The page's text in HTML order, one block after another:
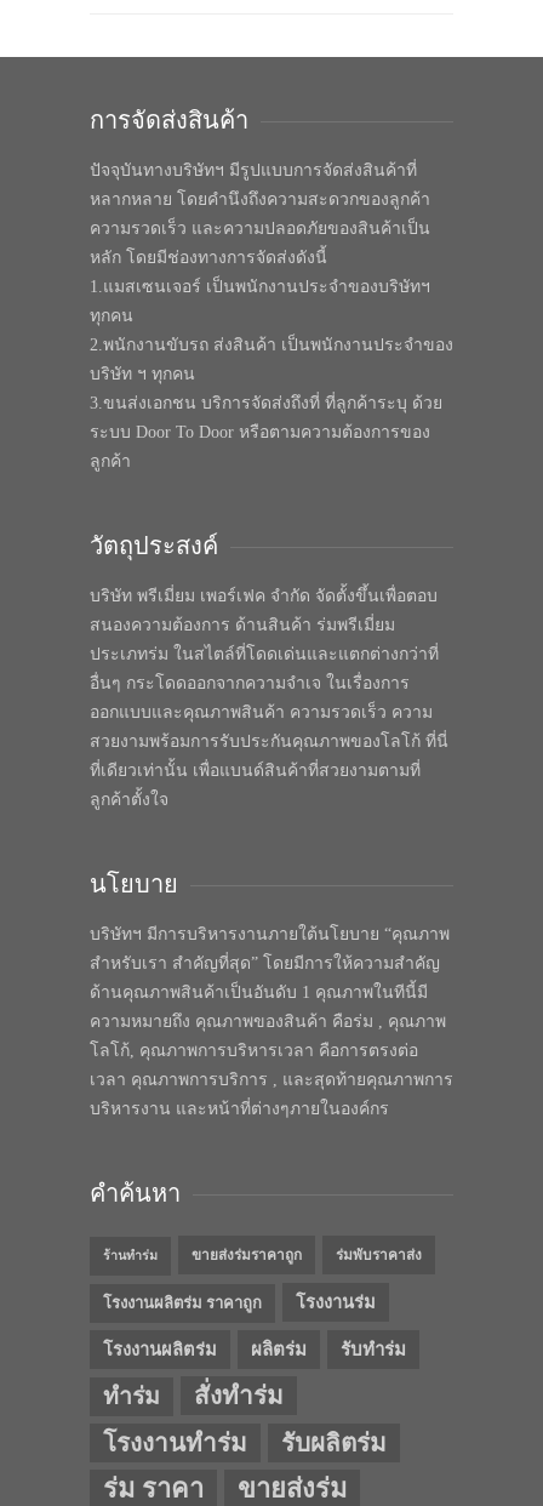
การจัดส่งสินค้า
ปัจจุบันทางบริษัทฯ มีรูปแบบการจัดส่งสินค้าที่
หลากหลาย โดยคำนึงถึงความสะดวกของลูกค้า
ความรวดเร็ว และความปลอดภัยของสินค้าเป็น
หลัก โดยมีช่องทางการจัดส่งดังนี้
1.แมสเซนเจอร์ เป็นพนักงานประจำของบริษัทฯ
ทุกคน
2.พนักงานขับรถ ส่งสินค้า เป็นพนักงานประจำของ
บริษัท ฯ ทุกคน
3.ขนส่งเอกชน บริการจัดส่งถึงที่ ที่ลูกค้าระบุ ด้วย
ระบบ Door To Door หรือตามความต้องการของ
ลูกค้า
วัตถุประสงค์
บริษัท พรีเมี่ยม เพอร์เฟค จำกัด จัดตั้งขึ้นเพื่อตอบ
สนองความต้องการ ด้านสินค้า ร่มพรีเมี่ยม
ประเภทร่ม ในสไตล์ที่โดดเด่นและแตกต่างกว่าที่
อื่นๆ กระโดดออกจากความจำเจ ในเรื่องการ
ออกแบบและคุณภาพสินค้า ความรวดเร็ว ความ
สวยงามพร้อมการรับประกันคุณภาพของโลโก้ ที่นี่
ที่เดียวเท่านั้น เพื่อแบนด์สินค้าที่สวยงามตามที่
ลูกค้าตั้งใจ
นโยบาย
บริษัทฯ มีการบริหารงานภายใต้นโยบาย “คุณภาพ
สำหรับเรา สำคัญที่สุด” โดยมีการให้ความสำคัญ
ด้านคุณภาพสินค้าเป็นอันดับ 1 คุณภาพในทีนี้มี
ความหมายถึง คุณภาพของสินค้า คือร่ม , คุณภาพ
โลโก้, คุณภาพการบริหารเวลา คือการตรงต่อ
เวลา คุณภาพการบริการ , และสุดท้ายคุณภาพการ
บริหารงาน และหน้าที่ต่างๆภายในองค์กร
คำค้นหา
ร้านทำร่ม ขายส่งร่มราคาถูก ร่มพับราคาส่ง
โรงงานผลิตร่ม ราคาถูก โรงงานร่ม
โรงงานผลิตร่ม ผลิตร่ม รับทำร่ม
ทำร่ม
สั่งทำร่ม
โรงงานทำร่ม
รับผลิตร่ม
ร่ม ราคา ขายส่งร่ม